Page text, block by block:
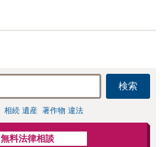
検索
相続 遺産 著作物 違法
無料法律相談